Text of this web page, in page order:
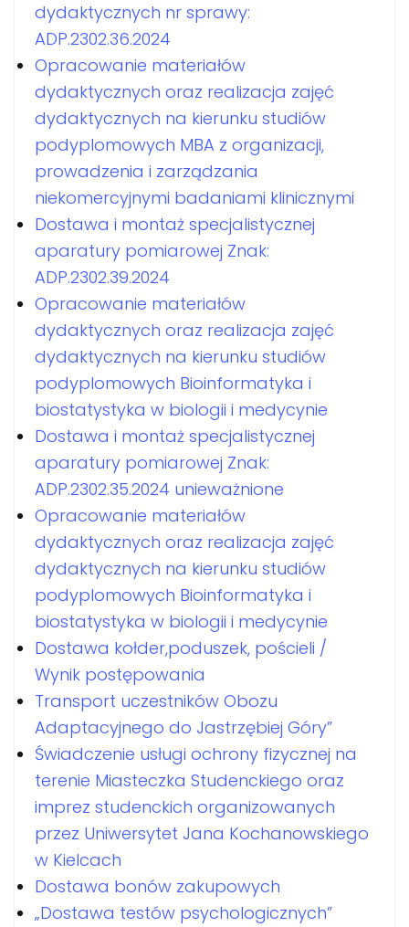
dydaktycznych nr sprawy:
ADP.2302.36.2024
Opracowanie materiałów
dydaktycznych oraz realizacja zajęć
dydaktycznych na kierunku studiów
podyplomowych MBA z organizacji,
prowadzenia i zarządzania
niekomercyjnymi badaniami klinicznymi
Dostawa i montaż specjalistycznej
aparatury pomiarowej Znak:
ADP.2302.39.2024
Opracowanie materiałów
dydaktycznych oraz realizacja zajęć
dydaktycznych na kierunku studiów
podyplomowych Bioinformatyka i
biostatystyka w biologii i medycynie
Dostawa i montaż specjalistycznej
aparatury pomiarowej Znak:
ADP.2302.35.2024 unieważnione
Opracowanie materiałów
dydaktycznych oraz realizacja zajęć
dydaktycznych na kierunku studiów
podyplomowych Bioinformatyka i
biostatystyka w biologii i medycynie
Dostawa kołder,poduszek, pościeli /
Wynik postępowania
Transport uczestników Obozu
Adaptacyjnego do Jastrzębiej Góry”
Świadczenie usługi ochrony fizycznej na
terenie Miasteczka Studenckiego oraz
imprez studenckich organizowanych
przez Uniwersytet Jana Kochanowskiego
w Kielcach
Dostawa bonów zakupowych
„Dostawa testów psychologicznych”